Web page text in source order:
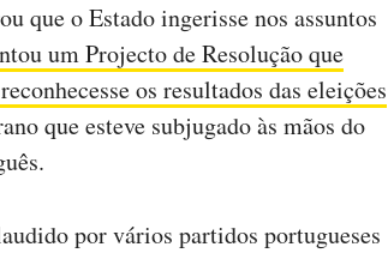
que o Estado ingerisse nos assuntos
um Projecto de Resolução que
os resultados das eleições
que esteve subjugado às mãos do
por vários partidos portugueses